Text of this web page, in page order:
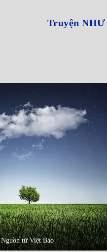
Truyện
Nguồn từ Việt Báo